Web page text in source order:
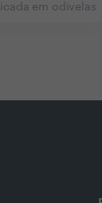
em odivelas